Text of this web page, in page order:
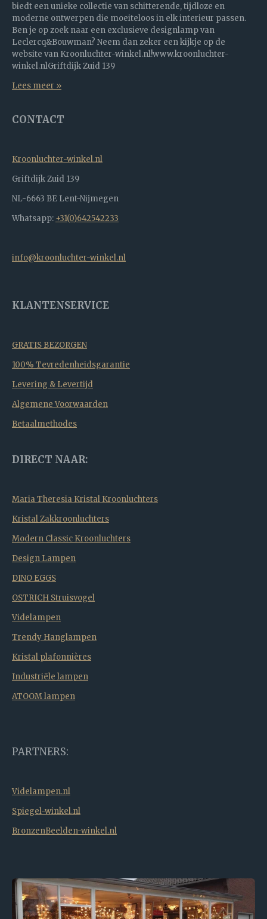
biedt een unieke collectie van schitterende, tijdloze en
moderne ontwerpen die moeiteloos in elk interieur passen.
Ben je op zoek naar een exclusieve designlamp van
Leclercq&Bouwman? Neem dan zeker een kijkje op de
website van Kroonluchter-winkel.nl!www.kroonluchter-
winkel.nlGriftdijk Zuid 139
Lees meer »
CONTACT
Kroonluchter-winkel.nl
Griftdijk Zuid 139
NL-6663 BE Lent-Nijmegen
Whatsapp: +31(0)642542233
info@kroonluchter-winkel.nl
KLANTENSERVICE
GRATIS BEZORGEN
100% Tevredenheidsgarantie
Levering & Levertijd
Algemene Voorwaarden
Betaalmethodes
DIRECT NAAR:
Maria Theresia Kristal Kroonluchters
Kristal Zakkroonluchters
Modern Classic Kroonluchters
Design Lampen
DINO EGGS
OSTRICH Struisvogel
Videlampen
Trendy Hanglampen
Kristal plafonnières
Industriële lampen
ATOOM lampen
PARTNERS:
Videlampen.nl
Spiegel-winkel.nl
BronzenBeelden-winkel.nl